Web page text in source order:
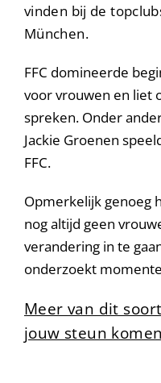
vinden bij de
München.
FFC domineerde
voor vrouwen en liet
spreken. Onder
Jackie Groenen
FFC.
Opmerkelijk genoeg
nog altijd geen
verandering in te
onderzoekt
Meer van dit
jouw steun